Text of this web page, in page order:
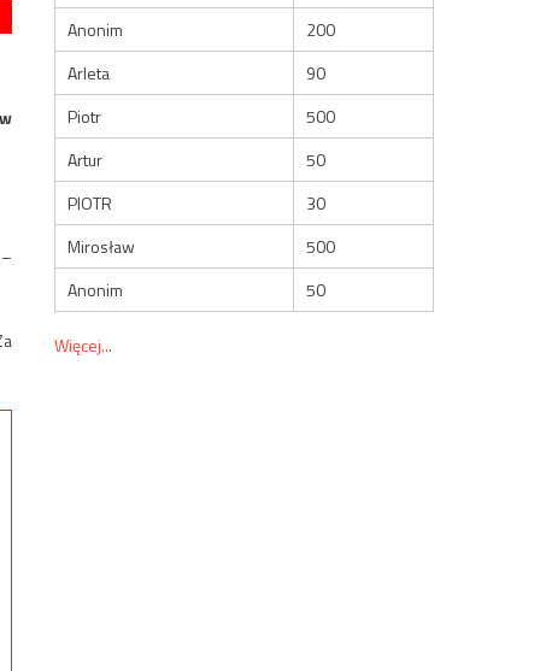
Anonim
200
Arleta
90
Piotr
500
Artur
50
PIOTR
30
Mirosław
500
Anonim
50
Więcej...